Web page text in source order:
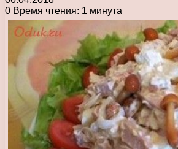
0 Время чтения: 1 минута